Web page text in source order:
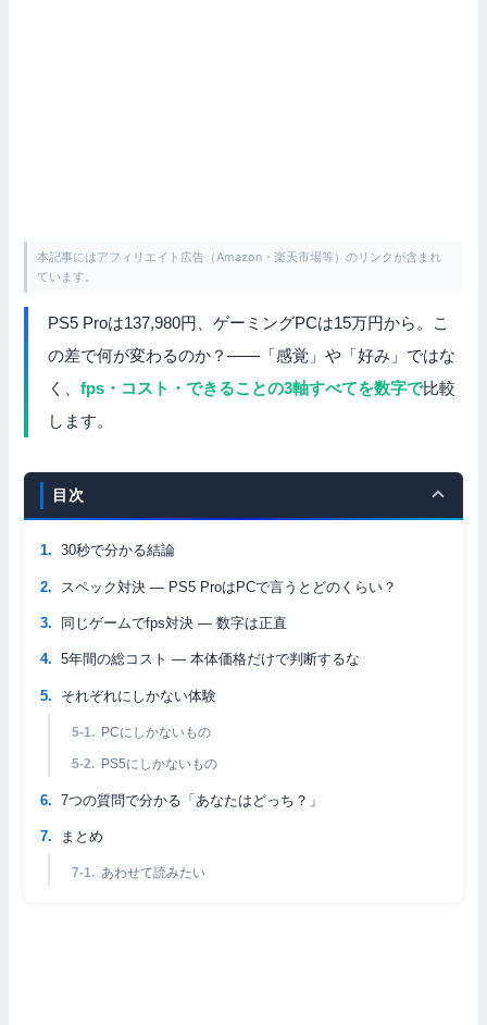
本記事にはアフィリエイト広告（Amazon・楽天市場等）のリンクが含まれ
ています。
PS5 Proは137,980円、ゲーミングPCは15万円から。こ
の差で何が変わるのか？——「感覚」や「好み」ではな
く、fps・コスト・できることの3軸すべてを数字で比較
します。
目次
30秒で分かる結論
スペック対決 — PS5 ProはPCで言うとどのくらい？
同じゲームでfps対決 — 数字は正直
5年間の総コスト — 本体価格だけで判断するな
それぞれにしかない体験
PCにしかないもの
PS5にしかないもの
7つの質問で分かる「あなたはどっち？」
まとめ
あわせて読みたい